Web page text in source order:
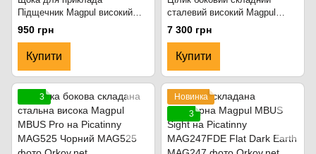
Підщечник Magpul високий
(0.75") для прикладів MOE AK
та Zhukov-S MAG447 Чорний
950 грн
Купити
сталевий високий Magpul
MBUS Pro на Picatinny.
(Європа) Чорний
7 300 грн
Купити
3
Новинка
3